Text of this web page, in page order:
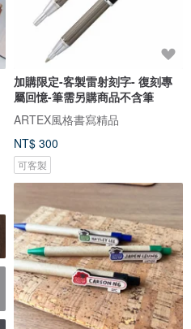
加購限定-客製雷射刻字- 復刻專
屬回憶-筆需另購商品不含筆
ARTEX風格書寫精品
NT$ 300
可客製